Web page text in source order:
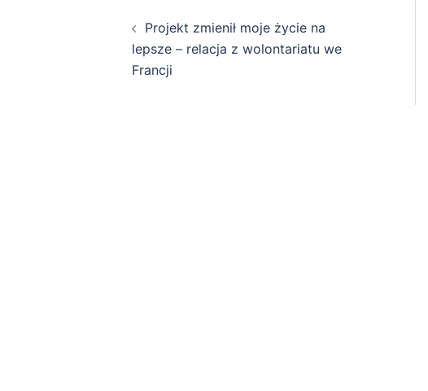
Projekt zmienił moje życie na
lepsze – relacja z wolontariatu we
Francji